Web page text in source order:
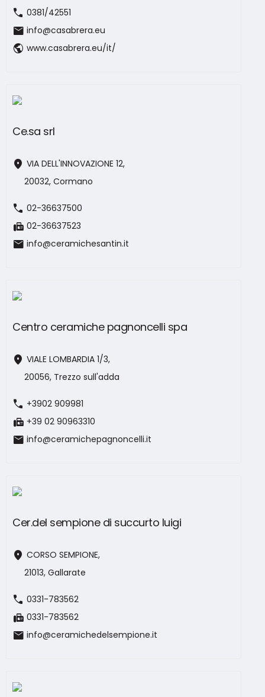
call 0381/42551
mail info@casabrera.eu
public www.casabrera.eu/it/
Ce.sa srl
location_on VIA DELL'INNOVAZIONE 12,
20032, Cormano
call 02-36637500
fax 02-36637523
mail info@ceramichesantin.it
Centro ceramiche pagnoncelli spa
location_on VIALE LOMBARDIA 1/3,
20056, Trezzo sull'adda
call +3902 909981
fax +39 02 90963310
mail info@ceramichepagnoncelli.it
Cer.del sempione di succurto luigi
location_on CORSO SEMPIONE,
21013, Gallarate
call 0331-783562
fax 0331-783562
mail info@ceramichedelsempione.it